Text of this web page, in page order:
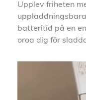
Upplev friheten
batteritid på en
oroa dig för